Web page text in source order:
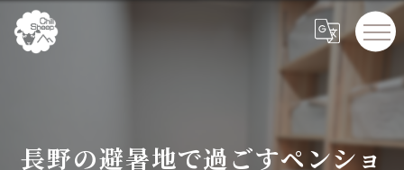
長野の避暑地で過ごすペンショ